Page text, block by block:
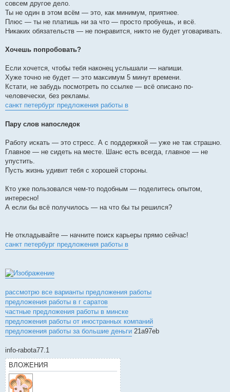
совсем другое дело.
Ты не один в этом всём — это, как минимум, приятнее.
Плюс — ты не платишь ни за что — просто пробуешь, и всё.
Никаких обязательств — не понравится, никто не будет уговаривать.
Хочешь попробовать?
Если хочется, чтобы тебя наконец услышали — напиши.
Хуже точно не будет — это максимум 5 минут времени.
Кстати, не забудь посмотреть по ссылке — всё описано по-
человечески, без рекламы.
санкт петербург предложения работы в
Пару слов напоследок
Работу искать — это стресс. А с поддержкой — уже не так страшно.
Главное — не сидеть на месте. Шанс есть всегда, главное — не
упустить.
Пусть жизнь удивит тебя с хорошей стороны.
Кто уже пользовался чем-то подобным — поделитесь опытом,
интересно!
А если бы всё получилось — на что бы ты решился?
Не откладывайте — начните поиск карьеры прямо сейчас!
санкт петербург предложения работы в
рассмотрю все варианты предложения работы
предложения работы в г саратов
частные предложения работы в минске
предложения работы от иностранных компаний
предложения работы за большие деньги 21a97eb
info-rabota77.1
ВЛОЖЕНИЯ